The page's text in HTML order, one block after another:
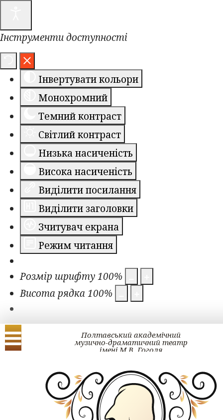
Інструменти доступності
Інвертувати кольори
Монохромний
Темний контраст
Світлий контраст
Низька насиченість
Висока насиченість
Виділити посилання
Виділити заголовки
Зчитувач екрана
Режим читання
Розмір шрифту100%
Висота рядка100%
Полтавський академічний
музично-драматичний театр
імені М.В. Гоголя
КВИТОК